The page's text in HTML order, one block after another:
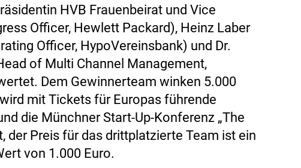
HVB Frauenbeirat und Vice
Officer, Hewlett Packard), Heinz Laber
Officer, HypoVereinsbank) und Dr.
of Multi Channel Management,
Dem Gewinnerteam winken 5.000
mit Tickets für Europas führende
die Münchner Start-Up-Konferenz „The
der Preis für das drittplatzierte Team ist ein
von 1.000 Euro.